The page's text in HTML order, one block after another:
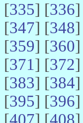
[335] [336
[347] [348
[359] [360
[371] [372
[383] [384
[395] [396
[407] [408